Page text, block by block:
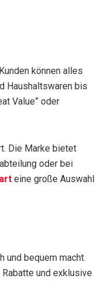
können alles
Haushaltswaren bis
Value” oder
Die Marke bietet
oder bei
eine große Auswahl
und bequem macht.
und exklusive